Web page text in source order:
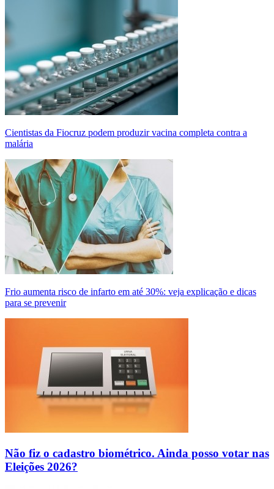
Cientistas da Fiocruz podem produzir vacina completa contra a
malária
Frio aumenta risco de infarto em até 30%: veja explicação e dicas
para se prevenir
Não fiz o cadastro biométrico. Ainda posso votar nas
Eleições 2026?